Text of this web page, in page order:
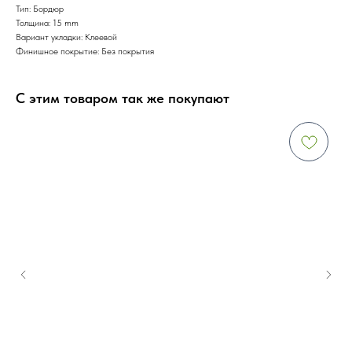
Тип: Бордюр
Толщина: 15 mm
Вариант укладки: Клеевой
Финишное покрытие: Без покрытия
С этим товаром так же покупают